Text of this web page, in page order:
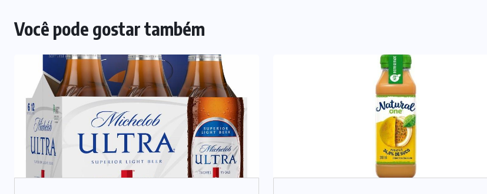
Você pode gostar também
SUPLEMENTOS
Caffeine Army lança campanha
para o Dia dos Pais
07/08/2026
NEGÓCIOS TENDÊNCIAS
Mercado de marmitas atrai Seara,
iFood e grandes empresas
07/08/2026